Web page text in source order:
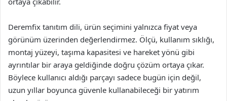
Deremfix tanıtım dili, ürün seçimini yalnızca fiyat veya
görünüm üzerinden değerlendirmez. Ölçü, kullanım sıklığı,
montaj yüzeyi, taşıma kapasitesi ve hareket yönü gibi
ayrıntılar bir araya geldiğinde doğru çözüm ortaya çıkar.
Böylece kullanıcı aldığı parçayı sadece bugün için değil,
uzun yıllar boyunca güvenle kullanabileceği bir yatırım